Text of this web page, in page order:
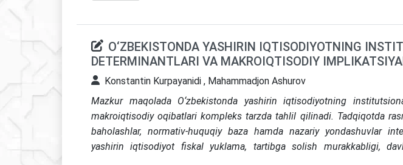
hajmiga ta’sir qiluvchi tizimli institutsional omil ekanini ko‘rsatadi.
control, raqamli monitoring, davlat xaridlarida shaffoflikni kuchaytirish,
korrupsion risklarni oldindan baholash mexanizmlarini institutsional
O‘ZBEKISTONDA YASHIRIN IQTISODIYOTNING
DETERMINANTLARI VA MAKROIQTISODIY
Konstantin Kurpayanidi , Mahammadjon Ashurov
Mazkur maqolada O‘zbekistonda yashirin iqtisodiyotning
makroiqtisodiy oqibatlari kompleks tarzda tahlil qilinadi. Tadqiqotda
baholashlar, normativ-huquqiy baza hamda nazariy yondashuvlar
yashirin iqtisodiyot fiskal yuklama, tartibga solish murakkabligi,